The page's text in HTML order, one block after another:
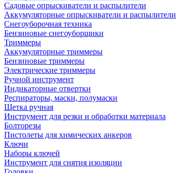
Садовые опрыскиватели и распылители
Аккумуляторные опрыскиватели и распылители
Снегоуборочная техника
Бензиновые снегоуборщики
Триммеры
Аккумуляторные триммеры
Бензиновые триммеры
Электрические триммеры
Ручной инструмент
Индикаторные отвертки
Респираторы, маски, полумаски
Щетка ручная
Инструмент для резки и обработки материала
Болторезы
Пистолеты для химических анкеров
Ключи
Наборы ключей
Инструмент для снятия изоляции